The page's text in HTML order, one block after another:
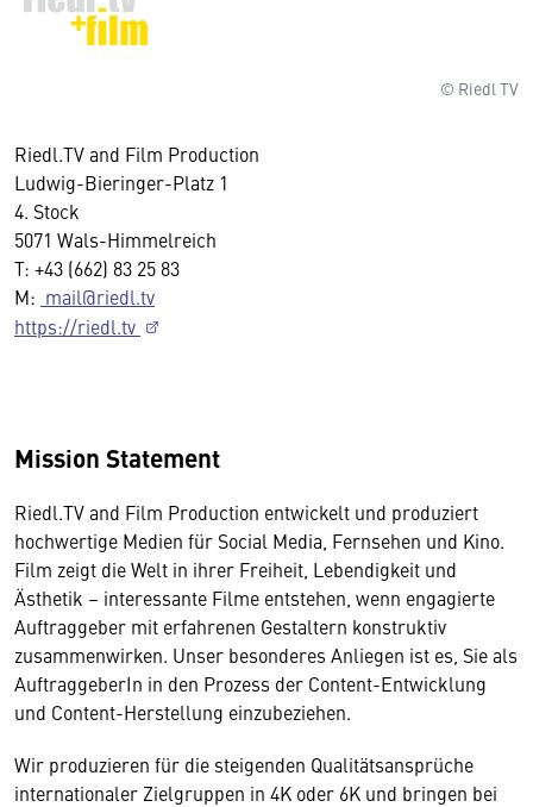
© Riedl TV
Riedl.TV and Film Production
Ludwig-Bieringer-Platz 1
4. Stock
5071 Wals-Himmelreich
T: +43 (662) 83 25 83
M: mail@riedl.tv
https://riedl.tv
Mission Statement
Riedl.TV and Film Production entwickelt und produziert
hochwertige Medien für Social Media, Fernsehen und Kino.
Film zeigt die Welt in ihrer Freiheit, Lebendigkeit und
Ästhetik – interessante Filme entstehen, wenn engagierte
Auftraggeber mit erfahrenen Gestaltern konstruktiv
zusammenwirken. Unser besonderes Anliegen ist es, Sie als
AuftraggeberIn in den Prozess der Content-Entwicklung
und Content-Herstellung einzubeziehen.
Wir produzieren für die steigenden Qualitätsansprüche
internationaler Zielgruppen in 4K oder 6K und bringen bei